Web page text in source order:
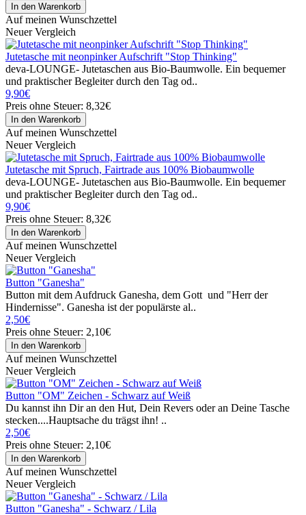
Auf meinen Wunschzettel
Neuer Vergleich
Jutetasche mit neonpinker Aufschrift "Stop Thinking"
deva-LOUNGE- Jutetaschen aus Bio-Baumwolle. Ein bequemer
und praktischer Begleiter durch den Tag od..
9,90€
Preis ohne Steuer: 8,32€
Auf meinen Wunschzettel
Neuer Vergleich
Jutetasche mit Spruch, Fairtrade aus 100% Biobaumwolle
deva-LOUNGE- Jutetaschen aus Bio-Baumwolle. Ein bequemer
und praktischer Begleiter durch den Tag od..
9,90€
Preis ohne Steuer: 8,32€
Auf meinen Wunschzettel
Neuer Vergleich
Button "Ganesha"
Button mit dem Aufdruck Ganesha, dem Gott und "Herr der
Hindernisse". Ganesha ist der populärste al..
2,50€
Preis ohne Steuer: 2,10€
Auf meinen Wunschzettel
Neuer Vergleich
Button "OM" Zeichen - Schwarz auf Weiß
Du kannst ihn Dir an den Hut, Dein Revers oder an Deine Tasche
stecken....Hauptsache du trägst ihn! ..
2,50€
Preis ohne Steuer: 2,10€
Auf meinen Wunschzettel
Neuer Vergleich
Button "Ganesha" - Schwarz / Lila